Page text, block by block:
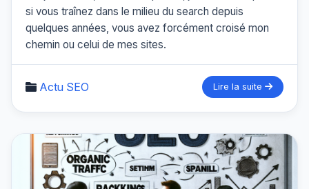
si vous traînez dans le milieu du search depuis
quelques années, vous avez forcément croisé mon
chemin ou celui de mes sites.
Actu SEO Lire la suite